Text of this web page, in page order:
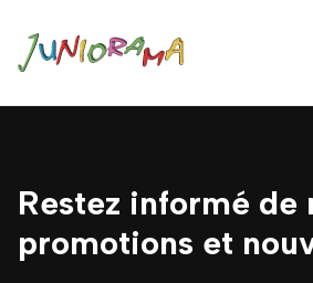
Restez informé de
promotions et